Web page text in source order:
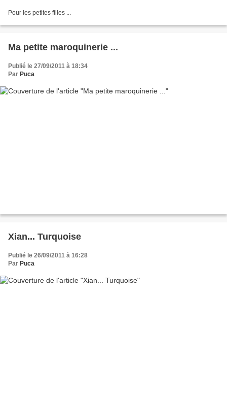
Pour les petites filles ...
Ma petite maroquinerie ...
Publié le 27/09/2011 à 18:34
Par Puca
Xian... Turquoise
Publié le 26/09/2011 à 16:28
Par Puca